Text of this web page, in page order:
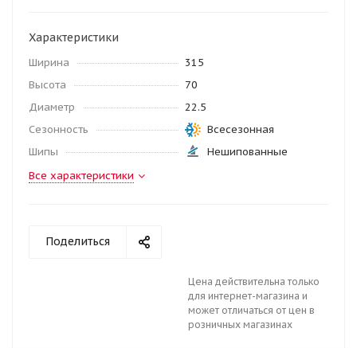
Характеристики
Ширина
315
Высота
70
Диаметр
22.5
Сезонность
Всесезонная
Шипы
Нешипованные
Все характеристики
Поделиться
Цена действительна только
для интернет-магазина и
может отличаться от цен в
розничных магазинах